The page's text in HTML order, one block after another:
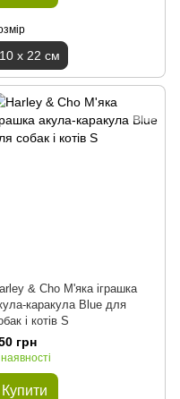
10 х 22 см
& Cho М'яка іграшка
каракула Blue для
і котів S
грн
Купити